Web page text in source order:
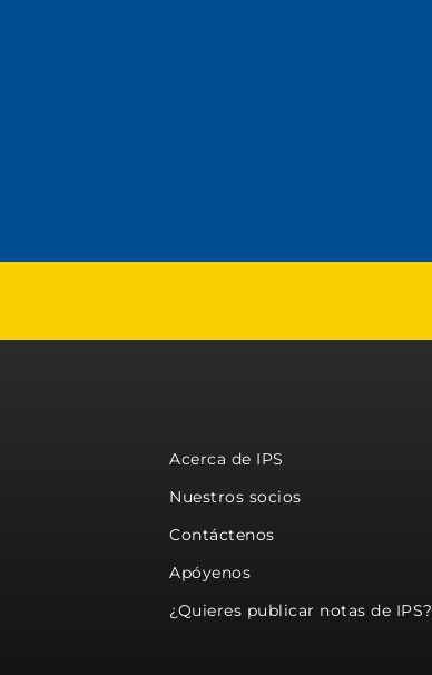
Acerca de IPS
Nuestros socios
Contáctenos
Apóyenos
¿Quieres publicar notas de IPS?